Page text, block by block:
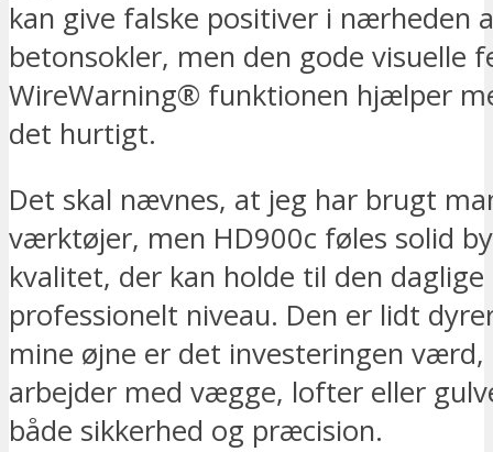
kan give falske positiver i nærheden
betonsokler, men den gode visuelle
WireWarning® funktionen hjælper
det hurtigt.
Det skal nævnes, at jeg har brugt
værktøjer, men HD900c føles solid
kvalitet, der kan holde til den
professionelt niveau. Den er lidt
mine øjne er det investeringen
arbejder med vægge, lofter eller
både sikkerhed og præcision.